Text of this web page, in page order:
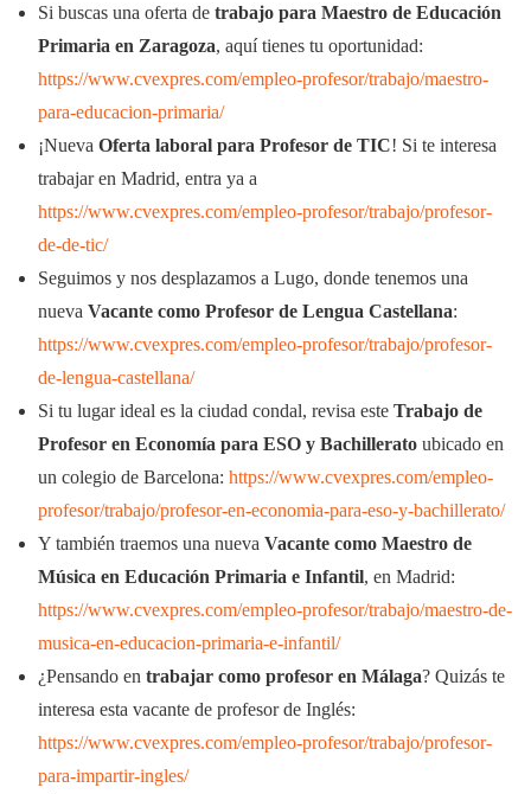
Si buscas una oferta de trabajo para Maestro de Educación
Primaria en Zaragoza, aquí tienes tu oportunidad:
https://www.cvexpres.com/empleo-profesor/trabajo/maestro-
para-educacion-primaria/
¡Nueva Oferta laboral para Profesor de TIC! Si te interesa
trabajar en Madrid, entra ya a
https://www.cvexpres.com/empleo-profesor/trabajo/profesor-
de-de-tic/
Seguimos y nos desplazamos a Lugo, donde tenemos una
nueva Vacante como Profesor de Lengua Castellana:
https://www.cvexpres.com/empleo-profesor/trabajo/profesor-
de-lengua-castellana/
Si tu lugar ideal es la ciudad condal, revisa este Trabajo de
Profesor en Economía para ESO y Bachillerato ubicado en
un colegio de Barcelona: https://www.cvexpres.com/empleo-
profesor/trabajo/profesor-en-economia-para-eso-y-bachillerato/
Y también traemos una nueva Vacante como Maestro de
Música en Educación Primaria e Infantil, en Madrid:
https://www.cvexpres.com/empleo-profesor/trabajo/maestro-de-
musica-en-educacion-primaria-e-infantil/
¿Pensando en trabajar como profesor en Málaga? Quizás te
interesa esta vacante de profesor de Inglés:
https://www.cvexpres.com/empleo-profesor/trabajo/profesor-
para-impartir-ingles/